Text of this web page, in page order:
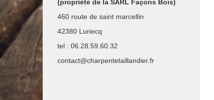
(propriété de la SARL Façons Bois)
460 route de saint marcellin
42380 Luriecq
tel : 06.28.59.60.32
contact@charpentetaillandier.fr